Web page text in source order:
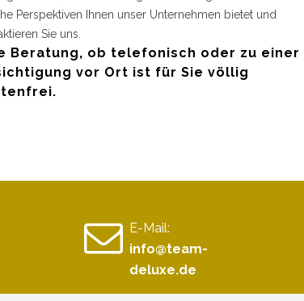
Perspektiven Ihnen unser Unternehmen bietet und
Sie uns.
Beratung, ob telefonisch oder zu einer
vor Ort ist für Sie völlig
E-Mail:
info@team-
deluxe.de